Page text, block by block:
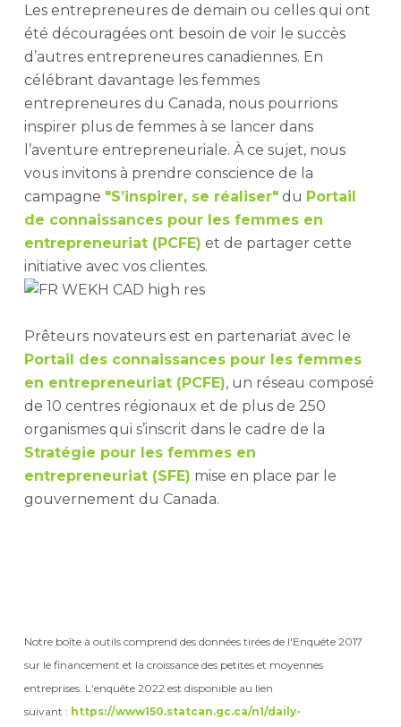
Les entrepreneures de demain ou celles qui ont
été découragées ont besoin de voir le succès
d’autres entrepreneures canadiennes. En
célébrant davantage les femmes
entrepreneures du Canada, nous pourrions
inspirer plus de femmes à se lancer dans
l’aventure entrepreneuriale. À ce sujet, nous
vous invitons à prendre conscience de la
campagne "S’inspirer, se réaliser"du Portail
de connaissances pour les femmes en
entrepreneuriat (PCFE) et de partager cette
initiative avec vos clientes.
Prêteurs novateurs est en partenariat avec le
Portail des connaissances pour les femmes
en entrepreneuriat (PCFE), un réseau composé
de 10 centres régionaux et de plus de 250
organismes qui s’inscrit dans le cadre de la
Stratégie pour les femmes en
entrepreneuriat (SFE) mise en place par le
gouvernement du Canada.
Notre boîte à outils comprend des données tirées de l'Enquête 2017
sur le financement et la croissance des petites et moyennes
entreprises. L'enquête 2022 est disponible au lien
suivant : https://www150.statcan.gc.ca/n1/daily-